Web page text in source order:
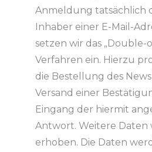
Anmeldung tatsächlich
Inhaber einer E-Mail-
setzen wir das „Double-
Verfahren ein. Hierzu
die Bestellung des
Versand einer
Eingang der hiermit
Antwort. Weitere Daten
erhoben. Die Daten